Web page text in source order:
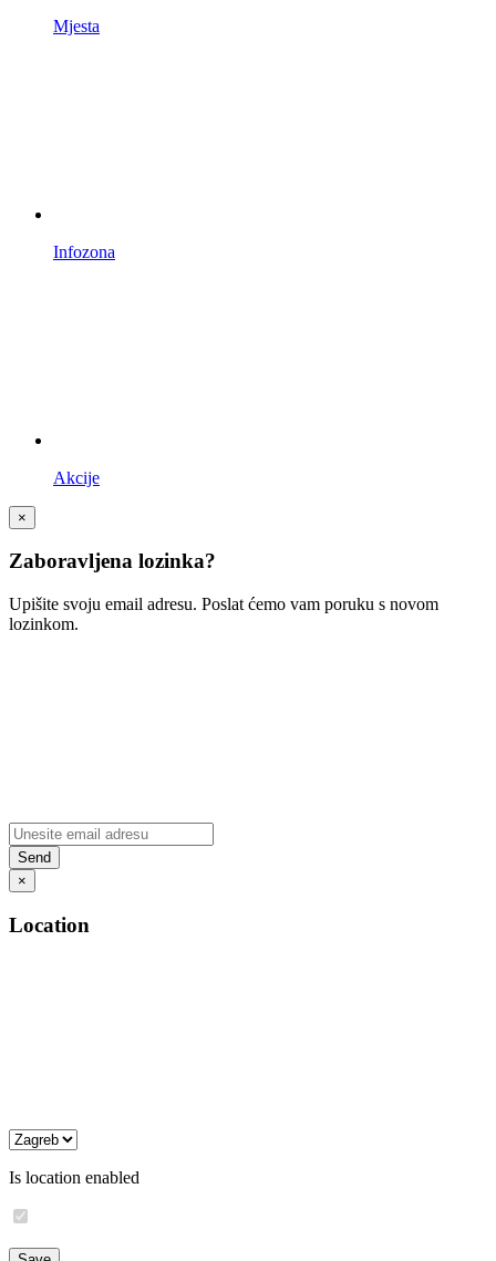
Mjesta
Infozona
Akcije
×
Zaboravljena lozinka?
Upišite svoju email adresu. Poslat ćemo vam poruku s novom
lozinkom.
×
Location
Is location enabled